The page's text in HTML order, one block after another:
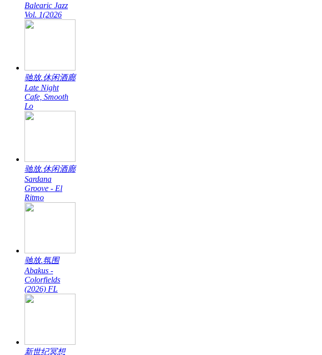
Balearic Jazz
Vol. 1(2026
驰放.休闲酒廊
Late Night
Cafe, Smooth
Lo
驰放.休闲酒廊
Sardana
Groove - El
Ritmo
驰放.氛围
Abakus -
Colorfields
(2026) FL
新世纪冥想